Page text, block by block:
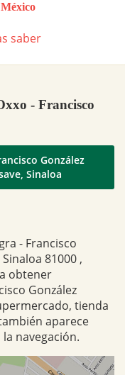
saber
- Francisco
González
Sinaloa
- Francisco
81000 ,
obtener
González
tienda
aparece
navegación.